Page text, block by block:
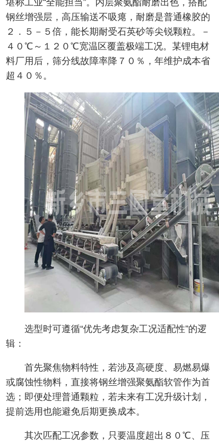
堪称工业“全能担当”。内层聚氨酯耐磨出色，搭配
钢丝增强层，高压输送不吸瘪，耐磨是普通橡胶的
２．５－５倍，能长期耐受石英砂等尖锐颗粒。－
４０℃～１２０℃宽温区覆盖极端工况。某锂电材
料厂用后，筛分线故障率降７０％，年维护成本省
超４０％。
选型时可遵循“优先考虑复杂工况适配性”的逻
辑：
首先聚焦物料特性，若涉及高硬度、易燃易爆
或腐蚀性物料，直接将钢丝增强聚氨酯软管作为首
选；即便处理普通颗粒，若未来有工况升级计划，
提前选用也能避免后期更换成本。
其次匹配工况参数，只要温度超出８０℃、压